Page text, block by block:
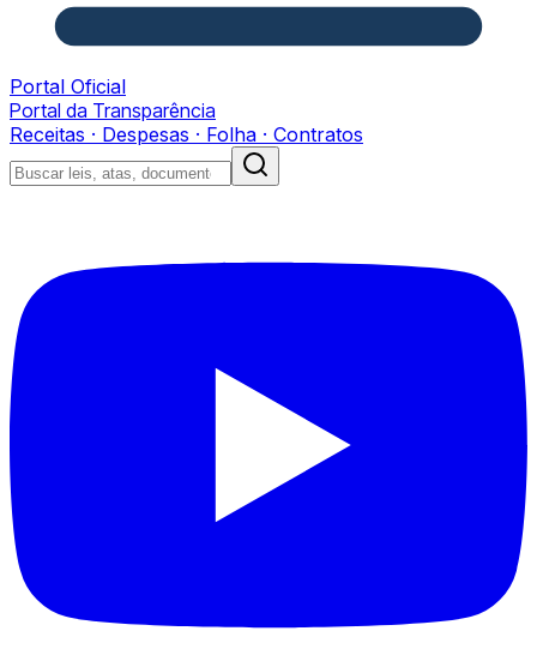
Portal Oficial
Portal da Transparência
Receitas · Despesas · Folha · Contratos